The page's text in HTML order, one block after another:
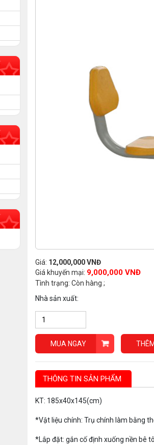
Giá: 12,000,000 VNĐ
Giá khuyến mại: 9,000,000 VNĐ
Tình trạng: Còn hàng ;
Nhà sản xuất:
MUA NGAY
THÔNG TIN SẢN PHẨM
KT: 185x40x145(cm)
*Vật liệu chính: Trụ chính làm bằng
*Lắp đặt: gắn cố định xuống nền bê